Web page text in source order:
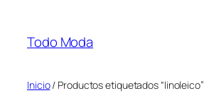
contenido
Todo Moda
Inicio/ Productos etiquetados “linoleico”